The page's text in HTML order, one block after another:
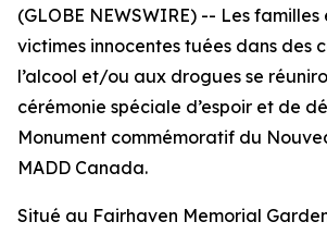
(GLOBE NEWSWIRE) -- Les familles
victimes innocentes tuées dans des
l’alcool et/ou aux drogues se
cérémonie spéciale d’espoir et de
Monument commémoratif du
MADD Canada.
Situé au Fairhaven Memorial